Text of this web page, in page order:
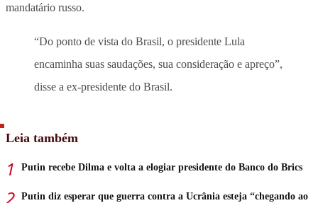
mandatário russo.
“Do ponto de vista do Brasil, o presidente Lula
encaminha suas saudações, sua consideração e apreço”,
disse a ex-presidente do Brasil.
Leia também
Putin recebe Dilma e volta a elogiar presidente do Banco do Brics
Putin diz esperar que guerra contra a Ucrânia esteja “chegando ao